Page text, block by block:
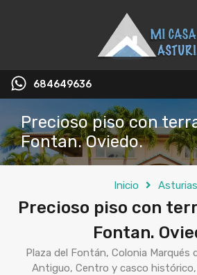
684649636
Precioso piso con
Fontan. Oviedo.
Inicio Asturias
Precioso piso con
Fontan.
Plaza del Fontán, Colonia Marqués
Antiguo, Centro y casco